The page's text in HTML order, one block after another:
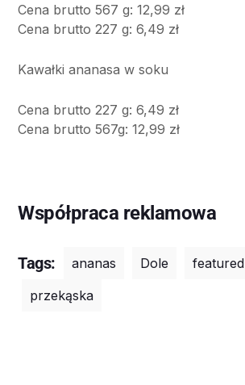
Cena brutto 567 g: 12,99 zł
Cena brutto 227 g: 6,49 zł
Kawałki ananasa w soku
Cena brutto 227 g: 6,49 zł
Cena brutto 567g: 12,99 zł
Współpraca reklamowa
Tags: ananas Dole
featured
przekąska